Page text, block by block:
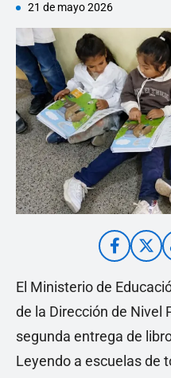
21 de mayo 2026
El Ministerio de
de la Dirección de Nivel
segunda entrega de
Leyendo a escuelas de